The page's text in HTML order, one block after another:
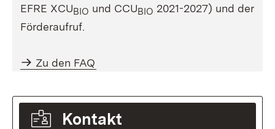
EFRE XCUBIO und CCUBIO 2021-2027) und der
Förderaufruf.
Zu den FAQ
Kontakt